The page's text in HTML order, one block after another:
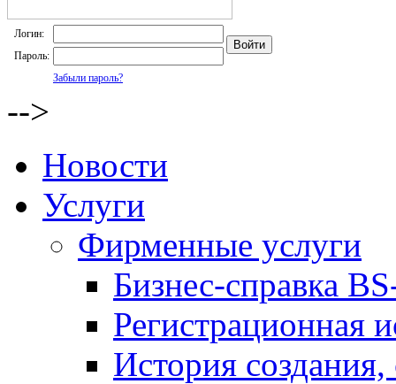
Логин:
Пароль:
Забыли пароль?
-->
Новости
Услуги
Фирменные услуги
Бизнес-справка
Регистрационная
История